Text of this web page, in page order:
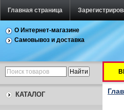
Главная страница
О Интернет-магазине
Самовывоз и доставка
КАТАЛОГ